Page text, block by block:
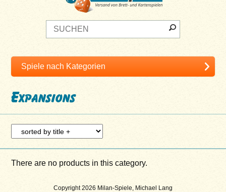
Copyright 2026 Milan-Spiele, Michael Lang
Expansions
There are no products in this category.